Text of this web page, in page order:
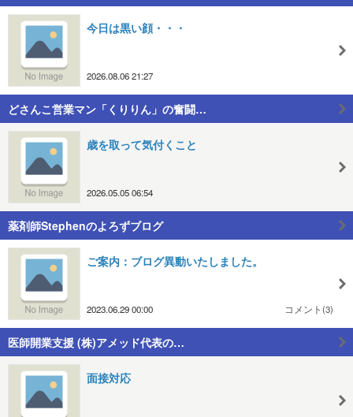
今日は黒い顔・・・
2026.08.06 21:27
どさんこ営業マン「くりりん」の奮闘…
歳を取って気付くこと
2026.05.05 06:54
薬剤師Stephenのよろずブログ
ご案内：ブログ異動いたしました。
2023.06.29 00:00 コメント(3)
医師開業支援 (株)アメッド代表の…
面接対応